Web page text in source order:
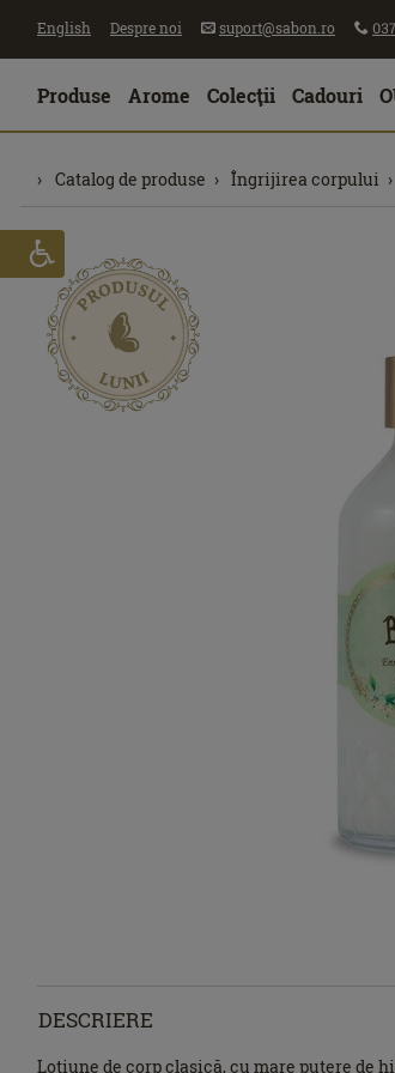
English Despre noi suport@sabon.ro
Produse Arome Colecţii Cadouri
Catalog de produse Îngrijirea corpului
DESCRIERE
Loţiune de corp clasică, cu mare putere de